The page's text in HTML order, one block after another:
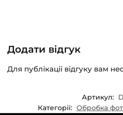
Додати відгук
Для публікації відгуку вам
Артикул:
Категорії: Обробка